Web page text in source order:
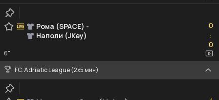
Рома (SPACE) -
Наполи (JKey)
0
:0
0
6"
FC. Adriatic League (2х5 мин)